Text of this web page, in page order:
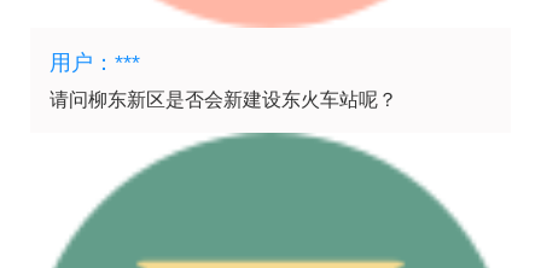
用户：***
请问柳东新区是否会新建设东火车站呢？